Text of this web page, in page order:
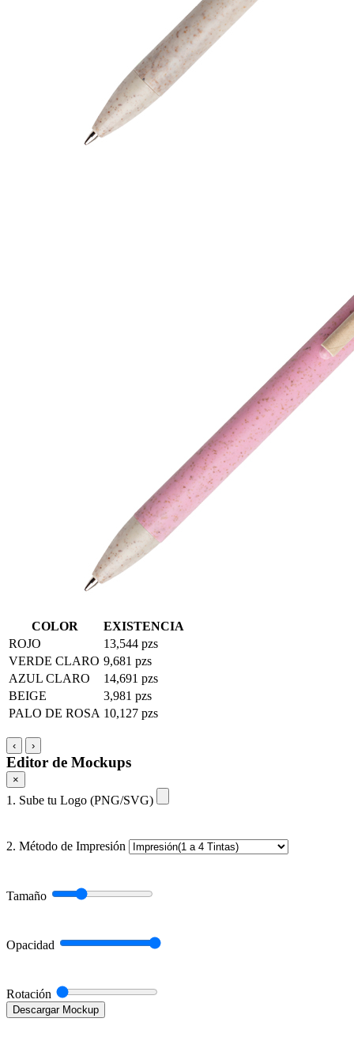
COLOR
EXISTENCIA
ROJO
13,544 pzs
VERDE CLARO 9,681 pzs
AZUL CLARO
14,691 pzs
BEIGE
3,981 pzs
PALO DE ROSA 10,127 pzs
‹ ›
Editor de Mockups
×
1. Sube tu Logo (PNG/SVG)
2. Método de Impresión
Tamaño
Opacidad
Rotación
Descargar Mockup